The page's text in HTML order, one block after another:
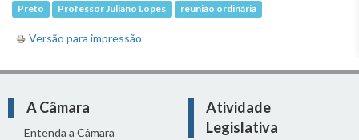
Preto
Professor Juliano Lopes reunião ordinária
Versão para impressão
A Câmara
Entenda a Câmara
Atividade
Legislativa